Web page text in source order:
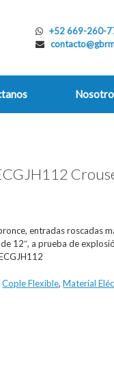
+52 669-260-
entradas roscadas
12″, a prueba de
Cople Flexible,Material